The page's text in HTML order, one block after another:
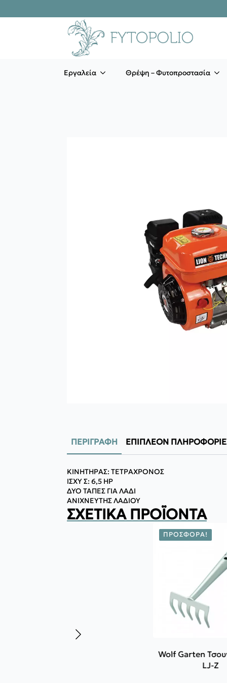
Εργαλεία Θρέψη – Φυτοπροστασία
ΠΕΡΙΓΡΑΦΉ ΕΠΙΠΛΈΟΝ
ΚΙΝΗΤΗΡΑΣ: TETΡΑΧΡΟΝΟΣ
ΙΣΧΥ Σ: 6,5 ΗP
ΔΥΟ ΤΑΠΕΣ ΓΙΑ ΛΑΔΙ
ΑΝΙΧΝΕΥΤΗΣ ΛΑΔΙΟΥ
ΣΧΕΤΙΚΆ ΠΡΟΪΌΝΤΑ
ΠΡΟΣΦΟΡΆ!
Wolf Garten
LJ-Z